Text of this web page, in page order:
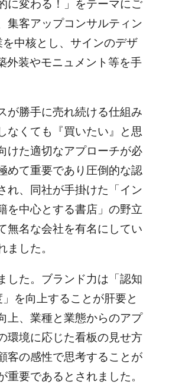
に変わる！」をテーマにご
集客アップコンサルティン
中核とし、サインのデザ
外装やモニュメント等を手
が勝手に売れ続ける仕組み
なくても『買いたい』と思
けた適切なアプローチが必
めて重要であり圧倒的な認
れ、同社が手掛けた「イン
を中心とする書店」の野立
無名な会社を有名にしてい
ました。
した。ブランド力は「認知
を向上することが肝要と
上、業種と業態からのアプ
環境に応じた看板の見せ方
客の感性で思考することが
要であるとされました。